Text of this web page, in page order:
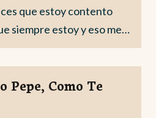
que estoy contento
siempre estoy y eso me…
Pepe, Como Te